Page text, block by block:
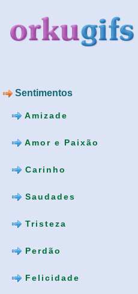
Sentimentos
Amizade
Amor e Paixão
Carinho
Saudades
Tristeza
Perdão
Felicidade